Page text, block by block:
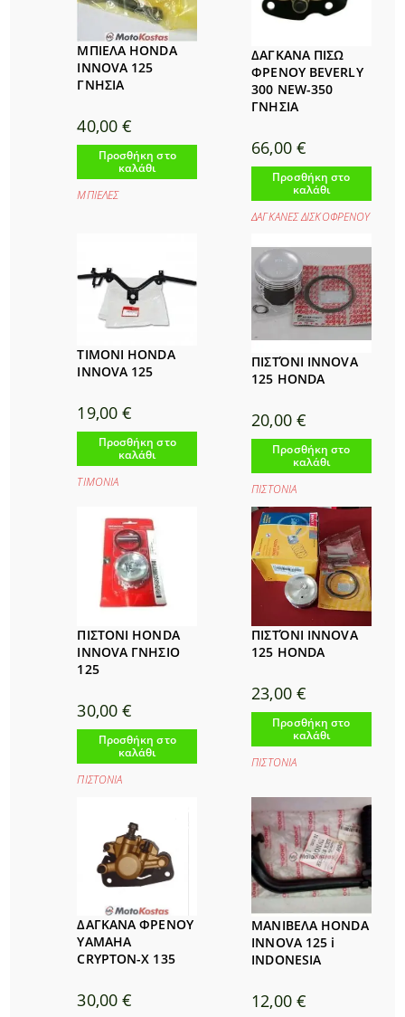
ΜΠΙΕΛΑ HONDA
INNOVA 125
ΓΝΗΣΙΑ
40,00€
Προσθήκη στο
καλάθι
ΜΠΙΕΛΕΣ
ΔΑΓΚΑΝΑ ΠΙΣΩ
ΦΡΕΝΟΥ BEVERLY
300 NEW-350
ΓΝΗΣΙΑ
66,00 €
Προσθήκη στο
καλάθι
ΔΑΓΚΑΝΕΣ ΔΙΣΚΟΦΡΕΝΟΥ
ΤΙΜΟΝΙ HONDA
INNOVA 125
19,00€
Προσθήκη στο
καλάθι
ΤΙΜΟΝΙΑ
ΠΙΣΤΌΝΙ INNOVA
125 HONDA
20,00 €
Προσθήκη στο
καλάθι
ΠΙΣΤΟΝΙΑ
ΠΙΣΤΟΝΙ HONDA
INNOVA ΓΝΗΣΙΟ
125
30,00€
Προσθήκη στο
καλάθι
ΠΙΣΤΟΝΙΑ
ΠΙΣΤΌΝΙ INNOVA
125 HONDA
23,00 €
Προσθήκη στο
καλάθι
ΠΙΣΤΟΝΙΑ
ΔΑΓΚΑΝΑ ΦΡΕΝΟΥ
YAMAHA
CRYPTON-X 135
30,00€
ΜΑΝΙΒΕΛΑ HONDA
INNOVA 125 i
INDONESIA
12,00 €